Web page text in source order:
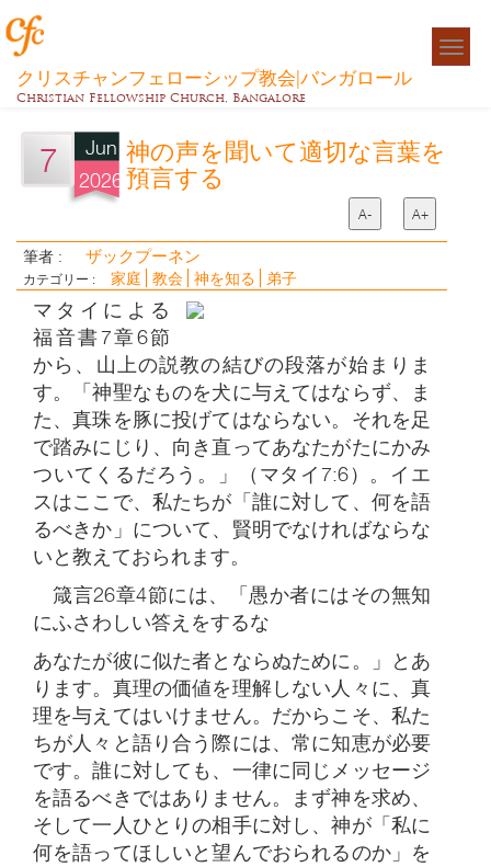
クリスチャンフェローシップ教会|バンガロール
Christian Fellowship Church, Bangalore
7
Jun
2026
神の声を聞いて適切な言葉を
預言する
A- A+
筆者 : ザックプーネン
カテゴリー : 家庭 教会 神を知る 弟子
マタイによる
福音書7章6節
から、山上の説教の結びの段落が始まりま
す。「神聖なものを犬に与えてはならず、ま
た、真珠を豚に投げてはならない。それを足
で踏みにじり、向き直ってあなたがたにかみ
ついてくるだろう。」（マタイ7:6）。イエ
スはここで、私たちが「誰に対して、何を語
るべきか」について、賢明でなければならな
いと教えておられます。
箴言26章4節には、「愚か者にはその無知
にふさわしい答えをするな
あなたが彼に似た者とならぬために。」とあ
ります。真理の価値を理解しない人々に、真
理を与えてはいけません。だからこそ、私た
ちが人々と語り合う際には、常に知恵が必要
です。誰に対しても、一律に同じメッセージ
を語るべきではありません。まず神を求め、
そして一人ひとりの相手に対し、神が「私に
何を語ってほしいと望んでおられるのか」を